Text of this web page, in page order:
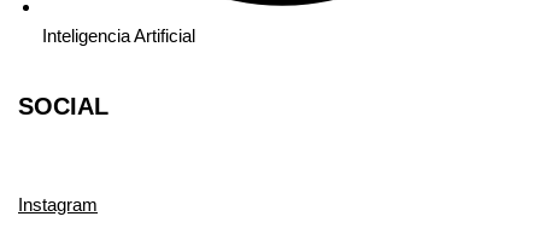
Inteligencia Artificial
SOCIAL
Instagram